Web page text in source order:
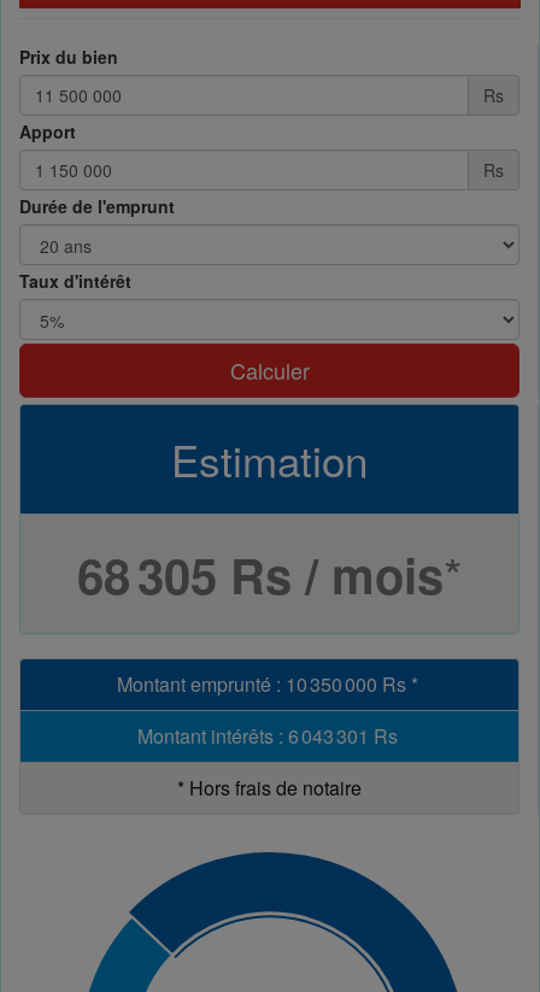
Prix du bien
Rs
Apport
Rs
Durée de l'emprunt
Taux d'intérêt
Calculer
Estimation
68 305 Rs / mois*
Montant emprunté : 10 350 000 Rs*
Montant intérêts: 6 043 301 Rs
* Hors frais de notaire